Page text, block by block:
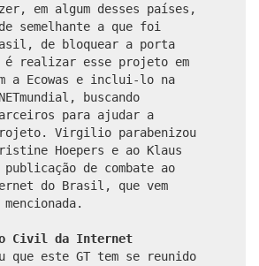
em algum desses países,
semelhante a que foi
de bloquear a porta
realizar esse projeto em
a Ecowas e inclui-lo na
buscando
para ajudar a
Virgilio parabenizou
Hoepers e ao Klaus
de combate ao
do Brasil, que vem
Civil da Internet
que este GT tem se reunido